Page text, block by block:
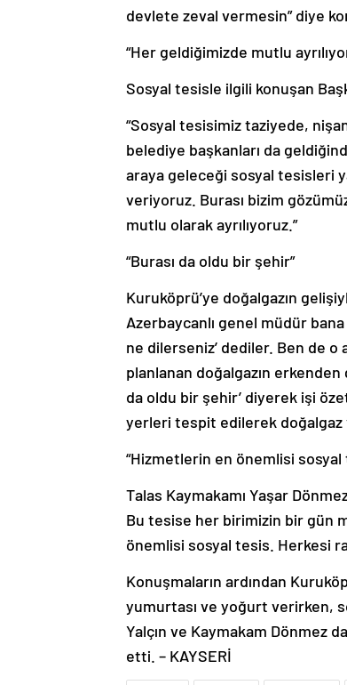
devlete zeval vermesin” diye
“Her geldiğimizde mutlu
Sosyal tesisle ilgili konuşan
“Sosyal tesisimiz taziyede,
belediye başkanları da
araya geleceği sosyal tesisleri
veriyoruz. Burası bizim
mutlu olarak ayrılıyoruz.”
“Burası da oldu bir şehir”
Kuruköprü’ye doğalgazın
Azerbaycanlı genel müdür
ne dilerseniz’ dediler. Ben de
planlanan doğalgazın erkenden
da oldu bir şehir’ diyerek işi
yerleri tespit edilerek doğalgaz
“Hizmetlerin en önemlisi sosyal
Talas Kaymakamı Yaşar
Bu tesise her birimizin bir gün
önemlisi sosyal tesis. Herkesi
Konuşmaların ardından
yumurtası ve yoğurt verirken,
Yalçın ve Kaymakam Dönmez
etti. – KAYSERİ